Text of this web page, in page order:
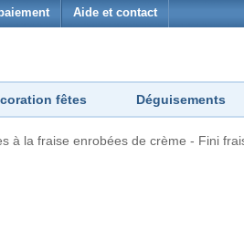
Aide et contact
fêtes Déguisements
à la fraise enrobées de crème - Fini